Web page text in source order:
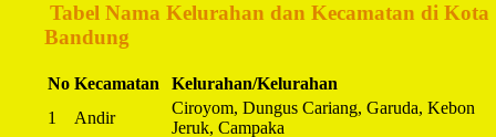
Tabel Nama Kelurahan dan Kecamatan di Kota
Bandung
No Kecamatan
Kelurahan/Kelurahan
1
Andir
Ciroyom, Dungus Cariang, Garuda, Kebon
Jeruk, Campaka